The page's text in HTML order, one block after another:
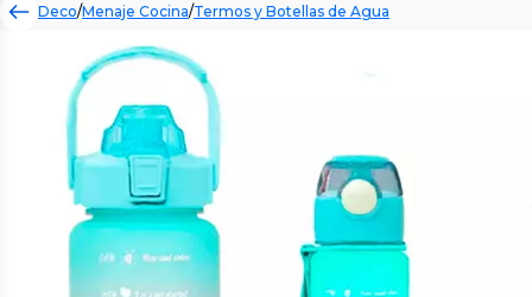
Deco/Menaje Cocina/Termos y Botellas de Agua